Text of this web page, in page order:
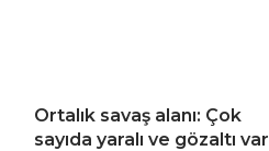
Ortalık savaş alanı: Çok
sayıda yaralı ve gözaltı var